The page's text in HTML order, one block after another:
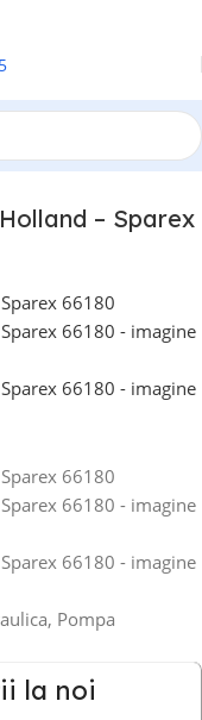
– Sparex
, Pompa
la noi